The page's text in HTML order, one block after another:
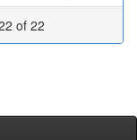
of 22